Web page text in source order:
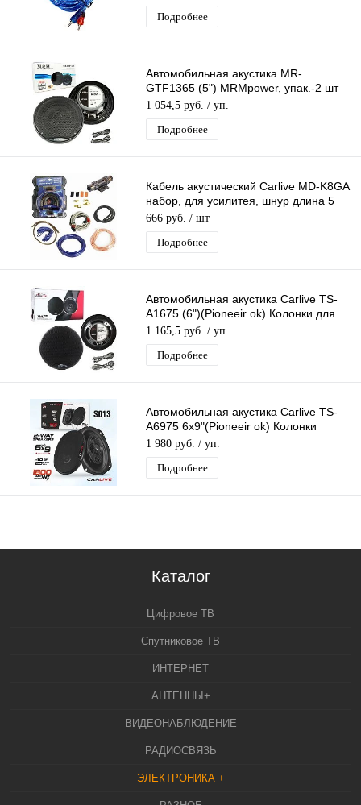
Подробнее
Автомобильная акустика MR-
GTF1365 (5") MRMpower, упак.-2 шт
Колонки для Авто, Коаксиальные
Динамики
1 054,5 руб. / уп.
Подробнее
Кабель акустический Carlive MD-K8GA
набор, для усилитея, шнур длина 5
метров
666 руб. / шт
Подробнее
Автомобильная акустика Carlive TS-
A1675 (6")(Pioneeir ok) Колонки для
Авто (2 Коаксиальных Динамика)
1 165,5 руб. / уп.
Подробнее
Автомобильная акустика Carlive TS-
A6975 6x9"(Pioneeir ok) Колонки
Овальные (2 Коаксиальных
Динамика)
1 980 руб. / уп.
Подробнее
Каталог
Цифровое ТВ
Спутниковое ТВ
ИНТЕРНЕТ
АНТЕННЫ+
ВИДЕОНАБЛЮДЕНИЕ
РАДИОСВЯЗЬ
ЭЛЕКТРОНИКА +